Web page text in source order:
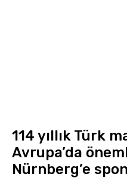
114 yıllık Türk
Avrupa’da
Nürnberg’e